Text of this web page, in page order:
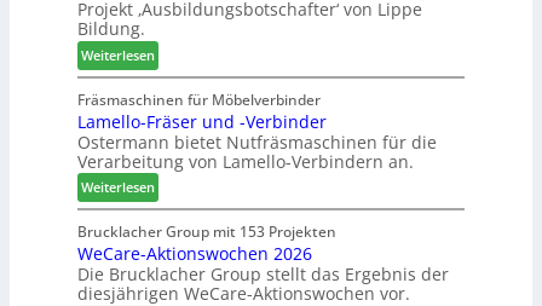
i
m
e
n
t
m
r
e
f
f
e
i
n
i
:
N
e
u
e
r
G
e
s
c
h
ä
Projekt ‚Ausbildungsbotschafter‘ von Lippe
Bildung.
Weiterlesen:
A
u
s
z
e
c
h
n
u
n
Fräsmaschinen für Möbelverbinder
Lamello-Fräser und -Verbinder
Ostermann bietet Nutfräsmaschinen für die
Verarbeitung von Lamello-Verbindern an.
Weiterlesen:
L
a
m
e
l
Brucklacher Group mit 153 Projekten
WeCare-Aktionswochen 2026
Die Brucklacher Group stellt das Ergebnis der
diesjährigen WeCare-Aktionswochen vor.